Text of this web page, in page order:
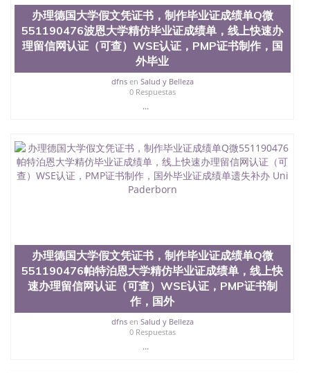
University）圣何塞州立大学文凭（San Jose State
University）圣何塞州立大学文凭（San Jose State
University）文凭圣何塞州立大学文凭（San Jose
State University）圣何塞州立大学学历（ San Jose
State University）圣何塞州立大学学历（San Jose
State University）圣何塞州立大学学历（San Jose
State University）圣 塞州立大学学历（San Jose
State University）圣何塞州立大学（San Jose State
University）圣何塞州立大学（San Jose State
University）圣何塞州立大学学位证（San Jose State
University）圣何塞州立大学学位证（San Jose State
University）圣何塞州立大学学位证（San Jose State
University）圣何塞州立大学（San Jose State
University）圣何塞州立大学学位证（San Jose State
University）圣何塞州立大学学位证（San Jose State
University）圣何塞州立大学结业证（San Jose State
University）圣何塞州立大学结业证（San Jose State
University）圣何塞州立大学结业证（San Jose State
University）圣何塞州立大学学位证（San Jose State
University）圣何塞州立大学学位证（San Jose State
University）圣何塞州立大学学历证书（San Jose
State University）圣何塞州立大学学历证书（San
办理德国大学假文凭证书，制作毕业证成绩单Q微
551190476波恩大学精仿毕业证成绩单，线上快速办
理留信网认证（可查）WSE认证，PMP证书制作，国
外毕业
dfnsen Salud y Belleza
0 Respuestas
...
办理德国大学假文凭证书，制作毕业证成绩单Q微
551190476帕特泊恩大学精仿毕业证成绩单，线上快
速办理留信网认证（可查）WSE认证，PMP证书制
作，国外
dfnsen Salud y Belleza
0 Respuestas
...